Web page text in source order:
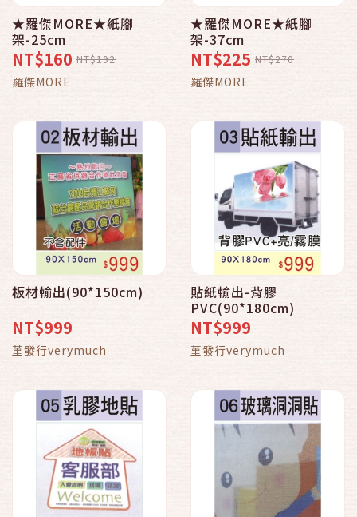
★羅傑MORE★紙腳
架-25cm
NT$160 NT$192
羅傑MORE
★羅傑MORE★紙腳
架-37cm
NT$225 NT$270
羅傑MORE
板材輸出(90*150cm)
NT$999
堇發行verymuch
貼紙輸出-背膠
PVC(90*180cm)
NT$999
堇發行verymuch